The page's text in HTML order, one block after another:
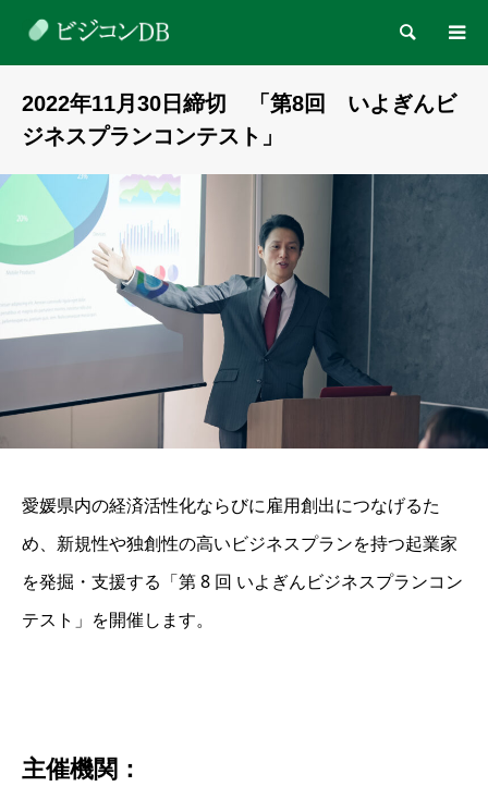
検索
2022年11月30日締切 「第8回 いよぎんビ
ジネスプランコンテスト」
愛媛県内の経済活性化ならびに雇用創出につなげるた
め、新規性や独創性の高いビジネスプランを持つ起業家
を発掘・支援する「第 8 回 いよぎんビジネスプランコン
テスト」を開催します。
主催機関：